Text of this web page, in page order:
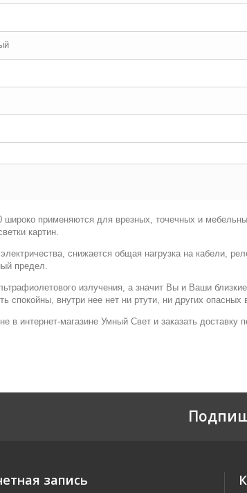
применяются для врезных, точечных и
картин.
снижается общая нагрузка на кабели,
предел.
излучения, а значит Вы и Ваши
спокойны, внутри нее нет ни ртути, ни других опасных
в интернет-магазине Умный Свет и заказать
запись